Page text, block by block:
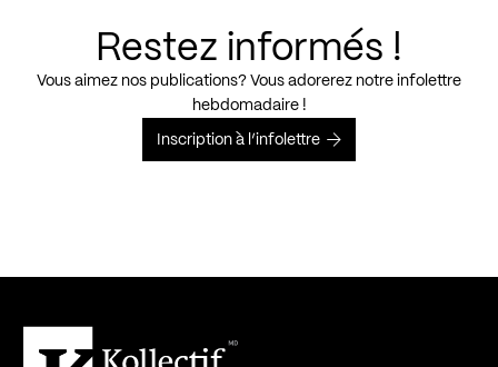
Restez informés !
Vous aimez nos publications? Vous adorerez notre infolettre
hebdomadaire !
Inscription à l’infolettre